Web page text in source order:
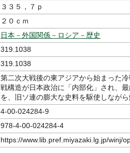
３３５，７ｐ
２０ｃｍ
日本－外国関係－ロシア－歴史
319.1038
319.1038
第二次大戦後の東アジアから始まった
戦構造が日本政治に「内部化」され、
を、旧ソ連の膨大な史料を駆使しなが
4-00-024284-9
978-4-00-024284-4
https://www.lib.pref.miyazaki.lg.jp/winj/